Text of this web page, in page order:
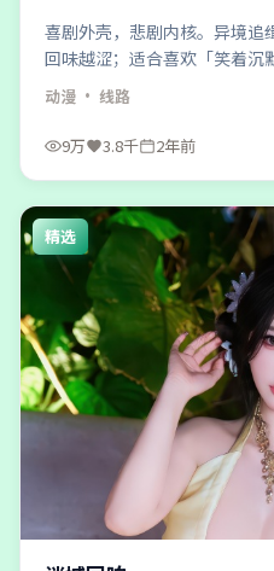
喜剧外壳，悲剧内核。异境追
回味越涩；适合喜欢「笑着沉
动漫 · 线路
9万 3.8千 2年前
精选